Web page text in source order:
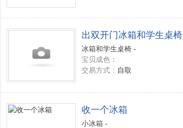
出双开门冰箱和学生桌椅
冰箱和学生桌椅 -
宝贝成色：
交易方式： 自取
收一个冰箱
小冰箱 -